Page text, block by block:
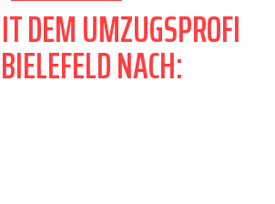
DEM UMZUGSPROFI
NACH: